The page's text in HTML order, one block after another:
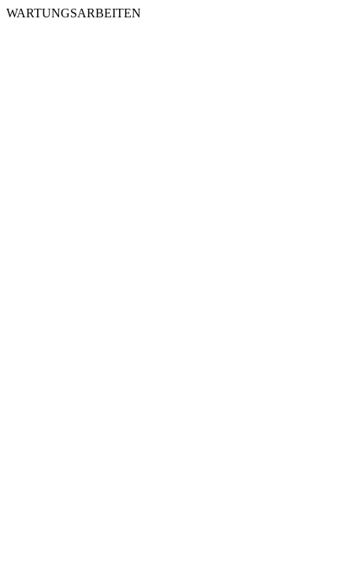
WARTUNGSARBEITEN